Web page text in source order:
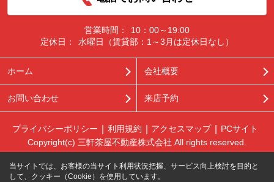
営業時間：
10：00～19:00
定休日：
水曜日（賃貸部：1～3月は定休日なし）
ホーム 会社概要
お問い合わせ 来店予約
プライバシーポリシー 利用規約 アクセスマップ
PCサイト
Copyright(c) 三軒茶屋不動産株式会社 All rights reserved.
当サイトでは、お客様の当サイト利用状況把握、サービス向上検討を目的と
して、クッキー（Cookie）を使用しています。